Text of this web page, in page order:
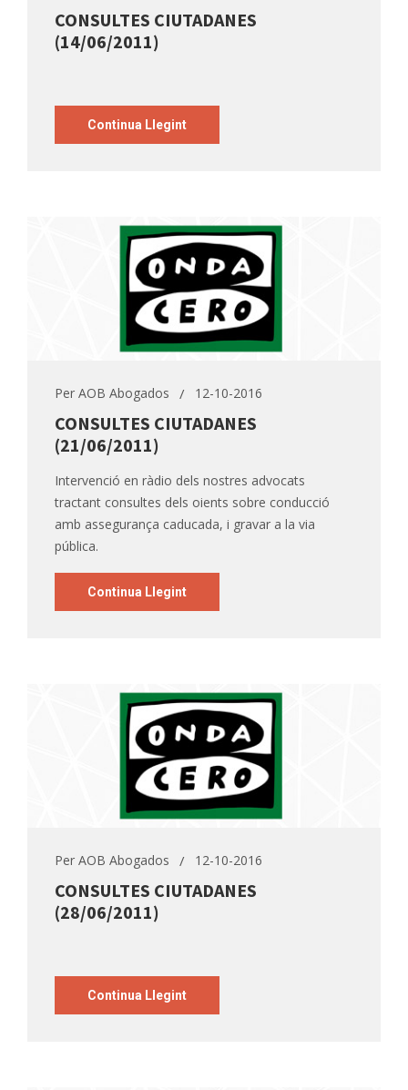
CONSULTES CIUTADANES
(14/06/2011)
Continua Llegint
Per AOB Abogados 12-10-2016
CONSULTES CIUTADANES
(21/06/2011)
Intervenció en ràdio dels nostres advocats
tractant consultes dels oients sobre conducció
amb assegurança caducada, i gravar a la via
pública.
Continua Llegint
Per AOB Abogados 12-10-2016
CONSULTES CIUTADANES
(28/06/2011)
Continua Llegint